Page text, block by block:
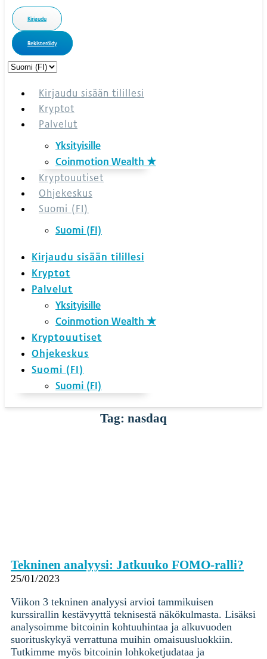
Kirjaudu
Rekisteröidy
Choose
languageKirjaudu sisään tilillesi
Kryptot
Palvelut
Yksityisille
Coinmotion Wealth ★
Kryptouutiset
Ohjekeskus
Suomi (FI)
Suomi (FI)
Kirjaudu sisään tilillesi
Kryptot
Palvelut
Yksityisille
Coinmotion Wealth ★
Kryptouutiset
Ohjekeskus
Suomi (FI)
Suomi (FI)
Tag: nasdaq
Tekninen analyysi: Jatkuuko FOMO-ralli?
25/01/2023
Viikon 3 tekninen analyysi arvioi tammikuisen
kurssirallin kestävyyttä teknisestä näkökulmasta. Lisäksi
analysoimme bitcoinin kohtuuhintaa ja alkuvuoden
suorituskykyä verrattuna muihin omaisuusluokkiin.
Tutkimme myös bitcoinin lohkoketjudataa ja